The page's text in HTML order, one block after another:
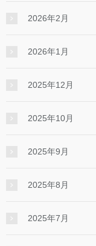
2026年2月
2026年1月
2025年12月
2025年10月
2025年9月
2025年8月
2025年7月